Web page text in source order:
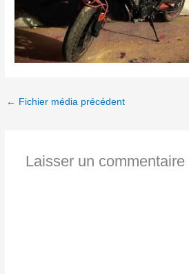
← Fichier média précédent
Laisser un commentaire